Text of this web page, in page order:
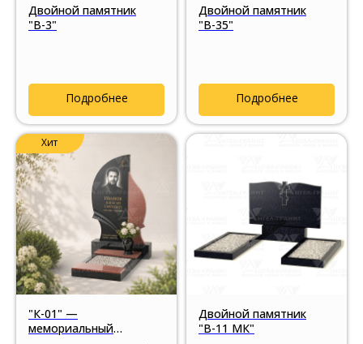
Двойной памятник
"В-3"
Подробнее
Двойной памятник
"В-35"
Подробнее
Хит
"К-01" —
мемориальный
Двойной памятник
"В-11 МК"